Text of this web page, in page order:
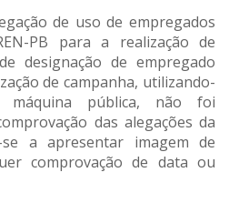
de uso de empregados
PB para a realização de
designação de empregado
de campanha, utilizando-
máquina pública, não foi
das alegações da
se a apresentar imagem de
comprovação de data ou